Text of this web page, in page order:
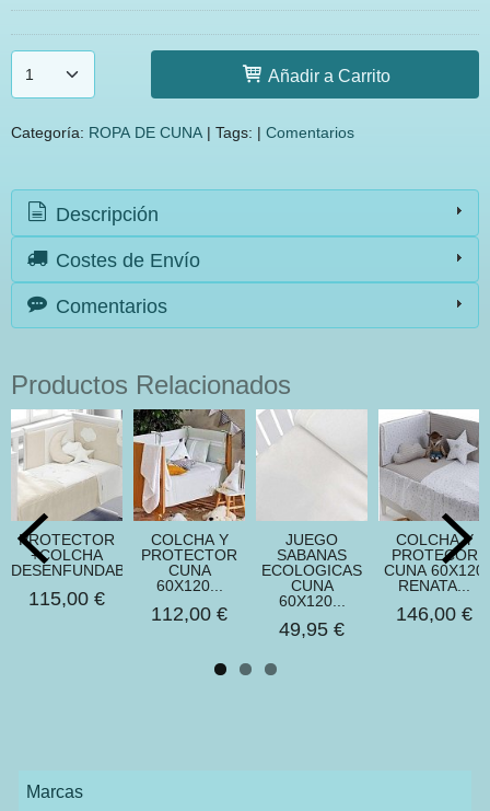
Marcas
Añadir a Carrito
Categoría: ROPA DE CUNA | Tags: | Comentarios
Descripción
Costes de Envío
Comentarios
Productos Relacionados
PROTECTOR
+COLCHA
DESENFUNDABLE...
115,00 €
COLCHA Y
PROTECTOR
CUNA
60X120...
112,00 €
JUEGO
SABANAS
ECOLOGICAS
CUNA
60X120...
49,95 €
COLCHA Y
PROTECOR
CUNA 60X120
RENATA...
146,00 €